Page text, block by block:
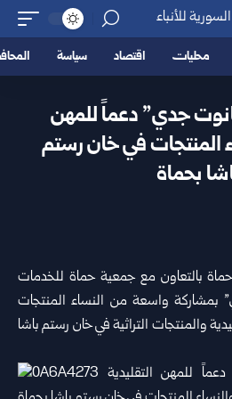
محليات اقتصاد سياسة
جدي” دعماً للمهن
المنتجات في خان رستم
بحماة
بالتعاون مع جمعية حماة للخدمات
بمشاركة واسعة من النساء المنتجات
والمنتجات التراثية في خان رستم باشا